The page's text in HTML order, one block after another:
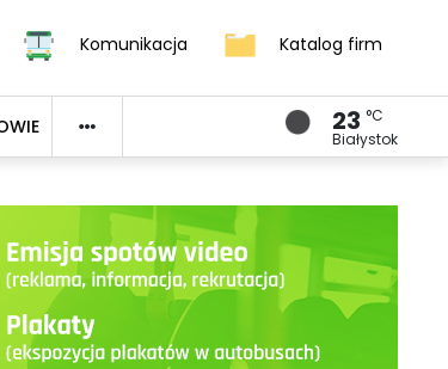
Komunikacja Katalog firm
23 °C
Białystok